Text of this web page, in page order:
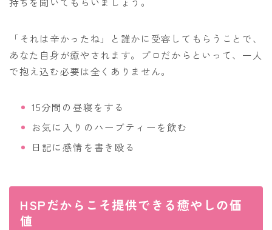
「それは辛かったね」と誰かに受容してもらうことで、
あなた自身が癒やされます。プロだからといって、一人
で抱え込む必要は全くありません。
15分間の昼寝をする
お気に入りのハーブティーを飲む
日記に感情を書き殴る
HSPだからこそ提供できる癒やしの価
値